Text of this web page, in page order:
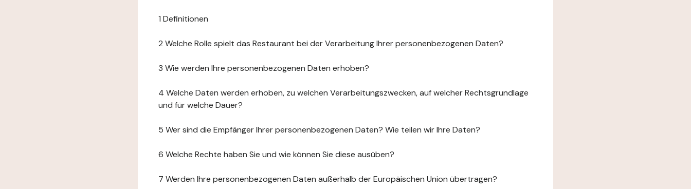
1 Definitionen
2 Welche Rolle spielt das Restaurant bei der Verarbeitung Ihrer personenbezogenen Daten?
3 Wie werden Ihre personenbezogenen Daten erhoben?
4 Welche Daten werden erhoben, zu welchen Verarbeitungszwecken, auf welcher Rechtsgrundlage
und für welche Dauer?
5 Wer sind die Empfänger Ihrer personenbezogenen Daten? Wie teilen wir Ihre Daten?
6 Welche Rechte haben Sie und wie können Sie diese ausüben?
7 Werden Ihre personenbezogenen Daten außerhalb der Europäischen Union übertragen?